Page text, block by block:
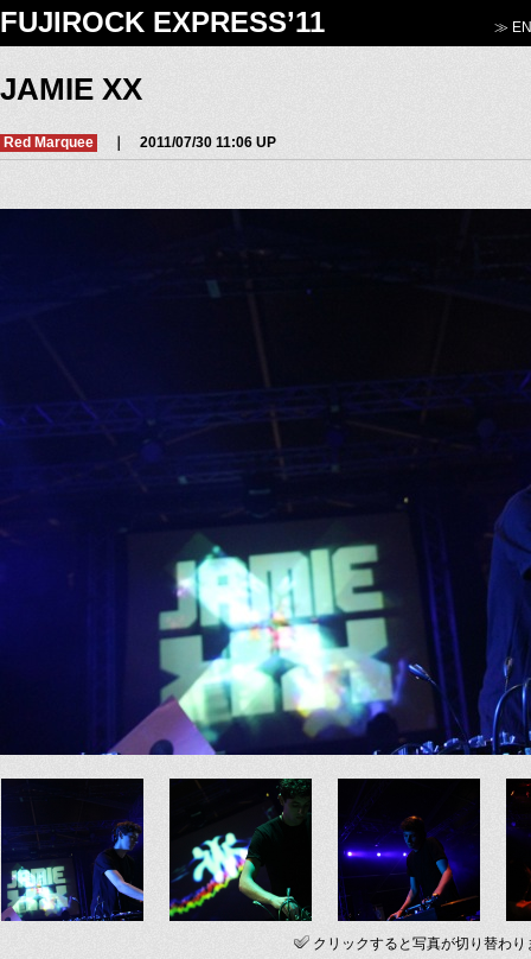
FUJIROCK EXPRESS’11 ≫
JAMIE XX
Red Marquee ｜ 2011/07/30 11:06 UP
クリックすると写真が切り替わり